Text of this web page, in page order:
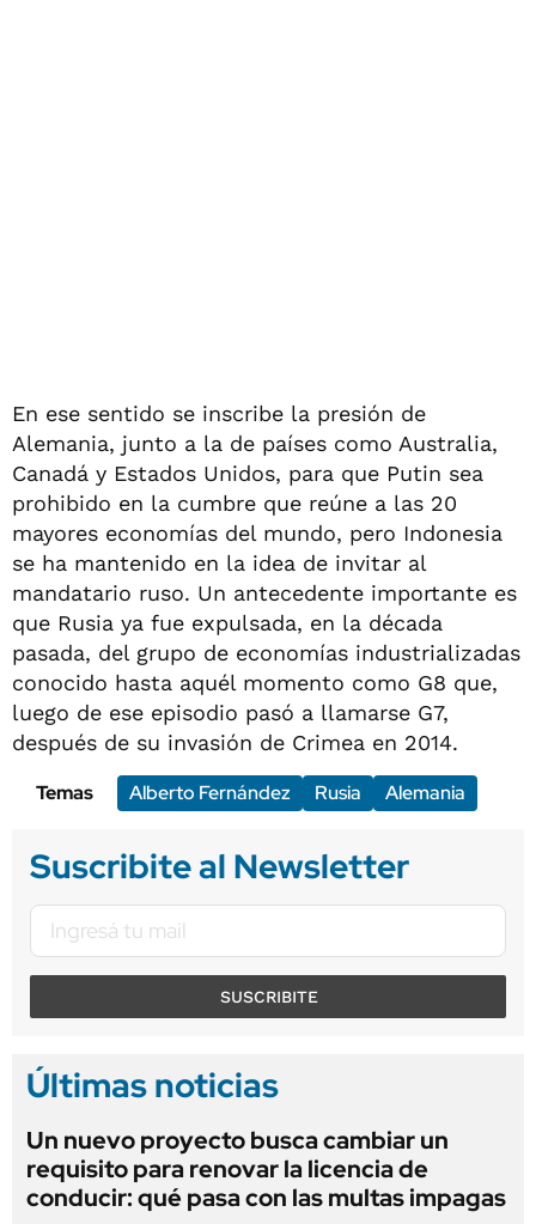
En ese sentido se inscribe la presión de
Alemania, junto a la de países como Australia,
Canadá y Estados Unidos, para que Putin sea
prohibido en la cumbre que reúne a las 20
mayores economías del mundo, pero Indonesia
se ha mantenido en la idea de invitar al
mandatario ruso. Un antecedente importante es
que Rusia ya fue expulsada, en la década
pasada, del grupo de economías industrializadas
conocido hasta aquél momento como G8 que,
luego de ese episodio pasó a llamarse G7,
después de su invasión de Crimea en 2014.
Temas
Alberto Fernández Rusia Alemania
Suscribite al Newsletter
SUSCRIBITE
Últimas noticias
Un nuevo proyecto busca cambiar un
requisito para renovar la licencia de
conducir: qué pasa con las multas impagas